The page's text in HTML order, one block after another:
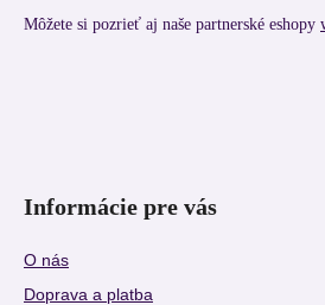
Môžete si pozrieť aj naše partnerské eshopy
Informácie pre vás
O nás
Doprava a platba